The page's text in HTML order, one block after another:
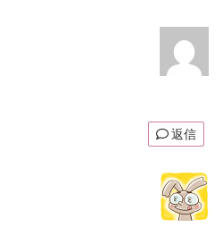
返信